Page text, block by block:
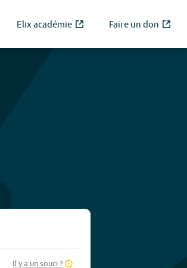
Elix académie Faire un don
Il y a un souci ?